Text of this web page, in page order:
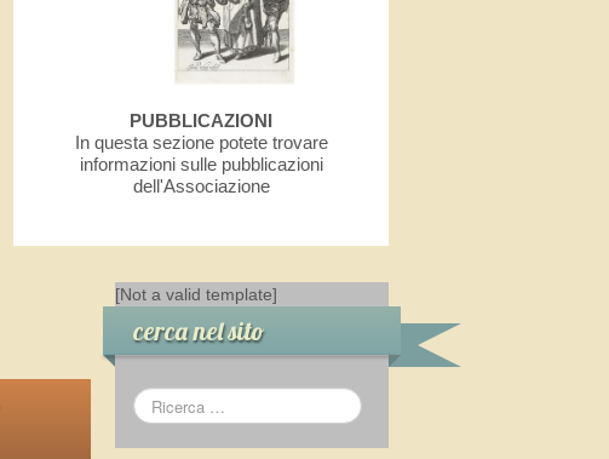
PUBBLICAZIONI
In questa sezione potete trovare
informazioni sulle pubblicazioni
dell'Associazione
[Not a valid template]
cerca nel sito